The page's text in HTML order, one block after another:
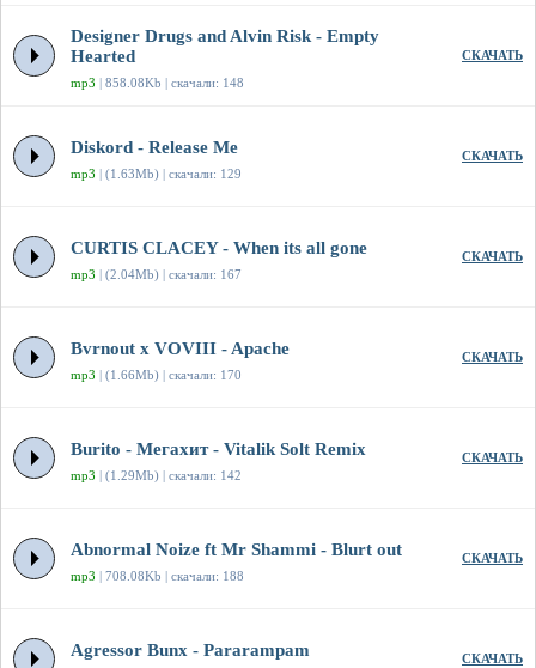
Designer Drugs and Alvin Risk - Empty
Hearted
mp3 | 858.08Kb | скачали: 148
СКАЧАТЬ
Diskord - Release Me
mp3 | (1.63Mb) | скачали: 129
СКАЧАТЬ
CURTIS CLACEY - When its all gone
mp3 | (2.04Mb) | скачали: 167
СКАЧАТЬ
Bvrnout x VOVIII - Apache
mp3 | (1.66Mb) | скачали: 170
СКАЧАТЬ
Burito - Мегахит - Vitalik Solt Remix
mp3 | (1.29Mb) | скачали: 142
СКАЧАТЬ
Abnormal Noize ft Mr Shammi - Blurt out
mp3 | 708.08Kb | скачали: 188
СКАЧАТЬ
Agressor Bunx - Pararampam СКАЧАТЬ